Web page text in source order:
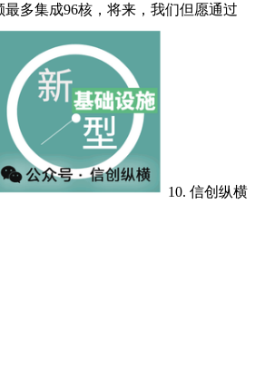
多集成96核，将来，我们但愿通过
10. 信创纵横